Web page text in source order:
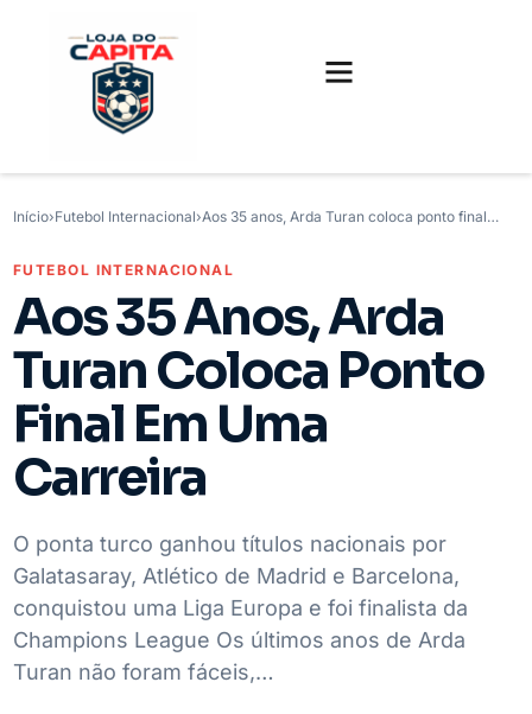
Início›Futebol Internacional›Aos 35 anos, Arda Turan coloca ponto final…
FUTEBOL INTERNACIONAL
Aos 35 Anos, Arda
Turan Coloca Ponto
Final Em Uma
Carreira
O ponta turco ganhou títulos nacionais por
Galatasaray, Atlético de Madrid e Barcelona,
conquistou uma Liga Europa e foi finalista da
Champions League Os últimos anos de Arda
Turan não foram fáceis,…